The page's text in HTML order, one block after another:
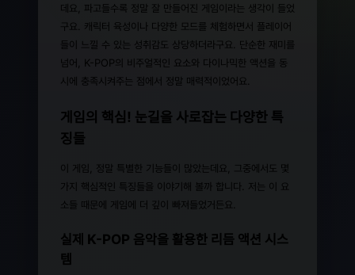
데요, 파고들수록 정말 잘 만들어진 게임이라는 생각이 들었
구요. 캐릭터 육성이나 다양한 모드를 체험하면서 플레이어
들이 느낄 수 있는 성취감도 상당하더라구요. 단순한 재미를
넘어, K-POP의 비주얼적인 요소와 다이나믹한 액션을 동
시에 충족시켜주는 점에서 정말 매력적이었어요.
게임의 핵심! 눈길을 사로잡는 다양한 특
징들
이 게임, 정말 특별한 기능들이 많았는데요, 그중에서도 몇
가지 핵심적인 특징들을 이야기해 볼까 합니다. 저는 이 요
소들 때문에 게임에 더 깊이 빠져들었거든요.
실제 K-POP 음악을 활용한 리듬 액션 시스
템